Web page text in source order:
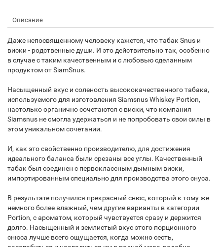
Описание
Даже непосвященному человеку кажется, что табак Snus и
виски - родственные души. И это действительно так, особенно
в случае с таким качественным и с любовью сделанным
продуктом от SiamSnus.
Насыщенный вкус и соленость высококачественного табака,
используемого для изготовления Siamsnus Whiskey Portion,
настолько органично сочетаются с виски, что компания
Siamsnus не смогла удержаться и не попробовать свои силы в
этом уникальном сочетании.
И, как это свойственно производителю, для достижения
идеального баланса были срезаны все углы. Качественный
табак был соединен с первоклассным дымным виски,
импортированным специально для производства этого снуса.
В результате получился прекрасный снюс, который к тому же
немного более влажный, чем другие варианты в категории
Portion, с ароматом, который чувствуется сразу и держится
долго. Насыщенный и землистый вкус этого порционного
снюса лучше всего ощущается, когда можно сесть,